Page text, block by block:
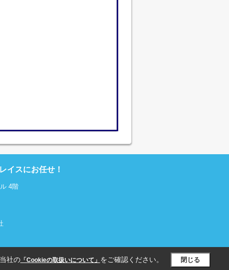
イスにお任せ！
4階
社の「Cookieの取扱いについて」 をご確認ください。 閉じる